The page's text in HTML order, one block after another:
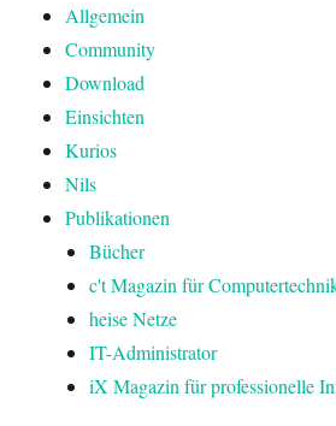
Allgemein
Community
Download
Einsichten
Kurios
Nils
Publikationen
Bücher
c't Magazin für
heise Netze
IT-Administrator
iX Magazin für professionelle